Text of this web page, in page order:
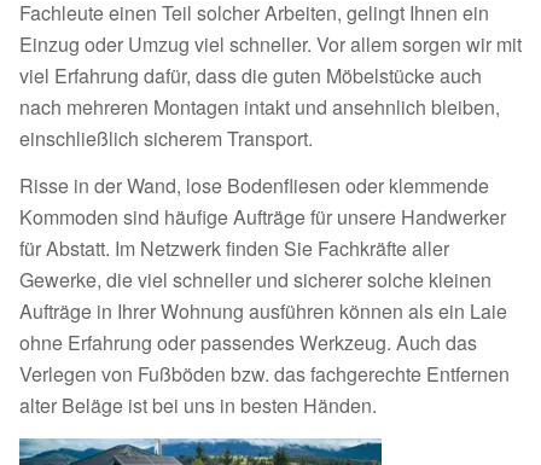
Fachleute einen Teil solcher Arbeiten, gelingt Ihnen ein
Einzug oder Umzug viel schneller. Vor allem sorgen wir mit
viel Erfahrung dafür, dass die guten Möbelstücke auch
nach mehreren Montagen intakt und ansehnlich bleiben,
einschließlich sicherem Transport.
Risse in der Wand, lose Bodenfliesen oder klemmende
Kommoden sind häufige Aufträge für unsere Handwerker
für Abstatt. Im Netzwerk finden Sie Fachkräfte aller
Gewerke, die viel schneller und sicherer solche kleinen
Aufträge in Ihrer Wohnung ausführen können als ein Laie
ohne Erfahrung oder passendes Werkzeug. Auch das
Verlegen von Fußböden bzw. das fachgerechte Entfernen
alter Beläge ist bei uns in besten Händen.